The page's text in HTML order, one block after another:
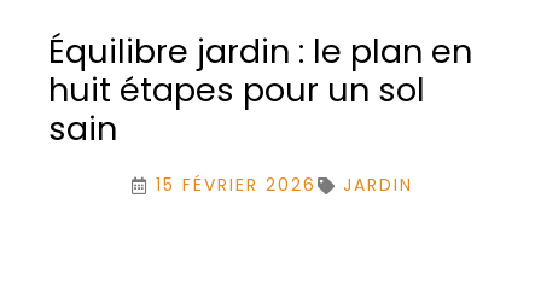
Équilibre jardin : le plan en
huit étapes pour un sol
sain
15 FÉVRIER 2026 JARDIN